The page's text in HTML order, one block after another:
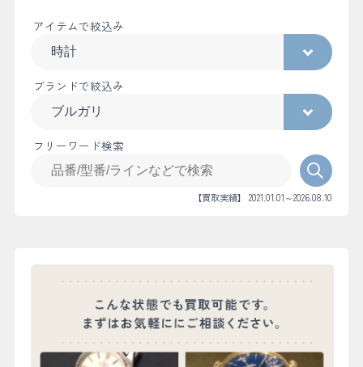
アイテムで絞込み
ブランドで絞込み
フリーワード検索
【買取実績】 2021.01.01～2026.08.10